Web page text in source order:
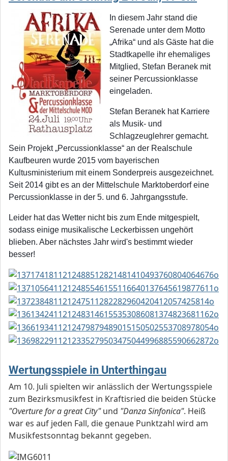
In diesem Jahr stand die
Serenade unter dem Motto
„Afrika“ und als Gäste hat die
Stadtkapelle ihr ehemaliges
Mitglied, Stefan Beranek mit
seiner Percussionklasse
eingeladen.
Stefan Beranek hat Karriere
als Musik- und
Schlagzeuglehrer gemacht.
Sein Projekt „Percussionklasse“ an der Realschule
Kaufbeuren wurde 2015 vom bayerischen
Kultusministerium mit einem Sonderpreis ausgezeichnet.
Seit 2014 gibt es an der Mittelschule Marktoberdorf eine
Percussionklasse in der 5. und 6. Jahrgangsstufe.
Leider hat das Wetter nicht bis zum Ende mitgespielt,
sodass einige musikalische Leckerbissen ungehört
blieben. Aber nächstes Jahr wird's bestimmt wieder
besser!
Wertungsspiele in Unterthingau
Am 10. Juli spielten wir anlässlich der Wertungsspiele
zum Bezirksmusikfest in Kraftisried die beiden Stücke
"Overture for a great City"und "Danza Sinfonica". Heiß
war es auf jeden Fall, die genaue Punktzahl wird am
Musikfestsonntag bekannt gegeben.